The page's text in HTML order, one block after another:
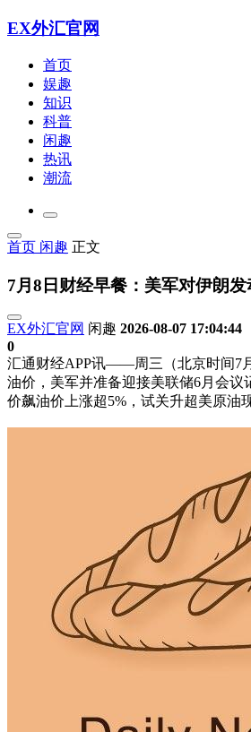
EX外汇官网
首页
娱趣
知识
科普
闲趣
热讯
潮流
首页 闲趣 正文
7月8日财经早餐：美军对伊朗
EX外汇官网 闲趣 2026-08-07 17:04:44
0
汇通财经APP讯——周三（北京时间7
油价，美军并准备迎接美联储6月会
价飙油价上涨超5%，试关升超美原油